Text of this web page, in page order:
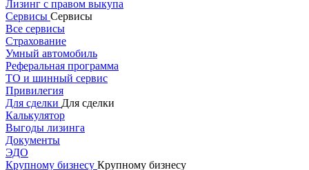
Лизинг с правом выкупа
Сервисы Сервисы
Все сервисы
Страхование
Умный автомобиль
Реферальная программа
ТО и шинный сервис
Привилегия
Для сделки Для сделки
Калькулятор
Выгоды лизинга
Документы
ЭДО
Крупному бизнесу Крупному бизнесу